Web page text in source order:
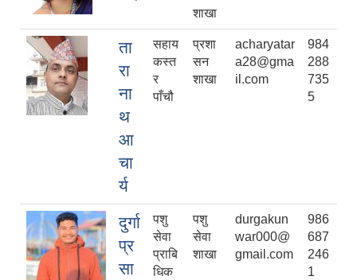
शाखा
ता
रा
ना
थ
आ
चा
र्य
सहाय
कस्त
र
पाँचौ
प्रशा
सन
शाखा
acharyatar
a28@gma
il.com
984
288
735
5
दुर्गा
प्र
सा
पशु
सेवा
प्राबि
धिक
पशु
सेवा
शाखा
durgakun
war000@
gmail.com
986
687
246
1